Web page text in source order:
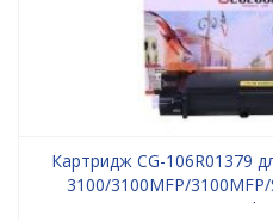
Картридж CG-106R01379
3100/3100MFP/